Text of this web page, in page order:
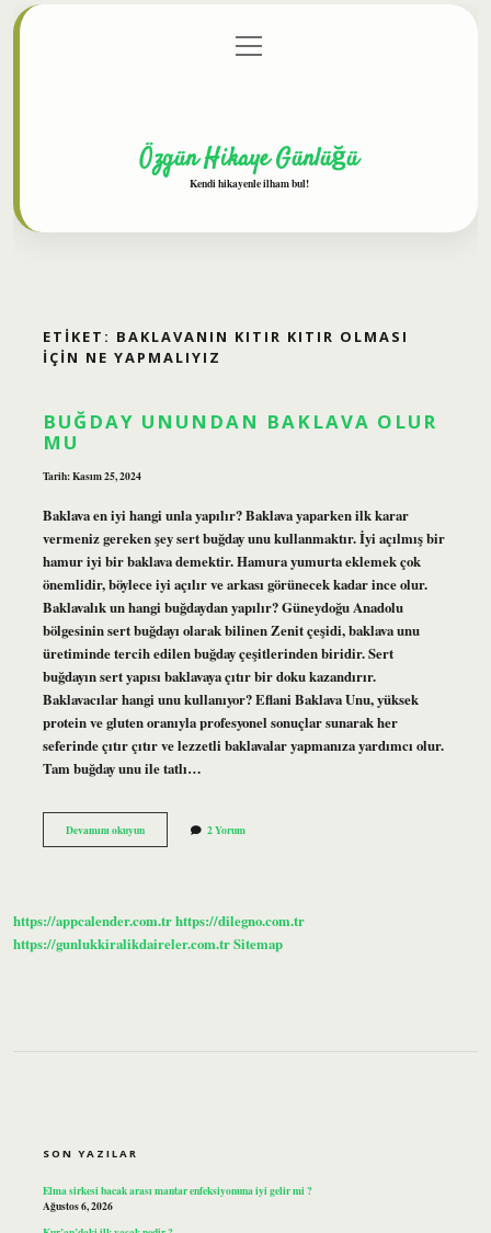
Gizlilik Politikası
menüyü
aç
Özgün Hikaye Günlüğü
Kendi hikayenle ilham bul!
ETIKET: BAKLAVANIN KITIR KITIR OLMASI
IÇIN NE YAPMALIYIZ
BUĞDAY UNUNDAN BAKLAVA OLUR
MU
Tarih: Kasım 25, 2024
Baklava en iyi hangi unla yapılır? Baklava yaparken ilk karar
vermeniz gereken şey sert buğday unu kullanmaktır. İyi açılmış bir
hamur iyi bir baklava demektir. Hamura yumurta eklemek çok
önemlidir, böylece iyi açılır ve arkası görünecek kadar ince olur.
Baklavalık un hangi buğdaydan yapılır? Güneydoğu Anadolu
bölgesinin sert buğdayı olarak bilinen Zenit çeşidi, baklava unu
üretiminde tercih edilen buğday çeşitlerinden biridir. Sert
buğdayın sert yapısı baklavaya çıtır bir doku kazandırır.
Baklavacılar hangi unu kullanıyor? Eflani Baklava Unu, yüksek
protein ve gluten oranıyla profesyonel sonuçlar sunarak her
seferinde çıtır çıtır ve lezzetli baklavalar yapmanıza yardımcı olur.
Tam buğday unu ile tatlı…
Devamını okuyunBuğday
Unundan
2 Yorum
https://appcalender.com.trhttps://dilegno.com.tr
https://gunlukkiralikdaireler.com.trSitemap
SON YAZILAR
Elma sirkesi bacak arası mantar enfeksiyonuna iyi gelir mi ?
Ağustos 6, 2026